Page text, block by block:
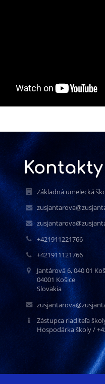
Kontakty
Základná umelecká
+421911221766
+421911121766
Jantárová 6, 040 01
04001 Košice
Slovakia
Zástupca riaditeľa
Hospodárka školy /